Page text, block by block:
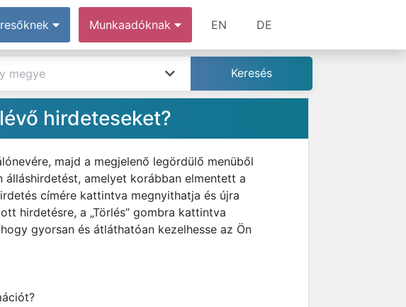
Munkaadóknak EN DE
hirdeteseket?
majd a megjelenő legördülő menüből
amelyet korábban elmentett a
címére kattintva megnyithatja és újra
hirdetésre, a „Törlés” gombra kattintva
gyorsan és átláthatóan kezelhesse az Ön